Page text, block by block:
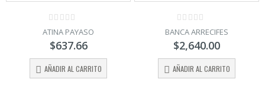
0
out
of
5
ATINA PAYASO
$637.66
AÑADIR AL CARRITO
0
out
of
5
BANCA ARRECIFES
$2,640.00
AÑADIR AL CARRITO